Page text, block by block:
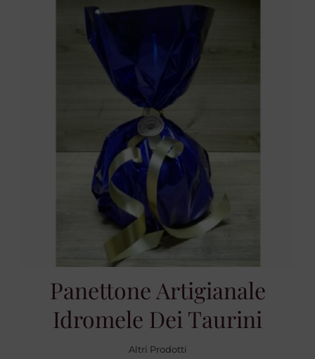
Panettone Artigianale
Idromele Dei Taurini
Altri Prodotti